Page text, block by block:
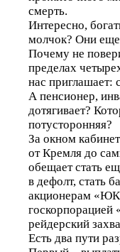
смерть.
Интересно,
молчок? Они еще
Почему не
пределах
нас приглашает:
А пенсионер,
дотягивает?
потусторонняя?
За окном
от Кремля до
обещает стать
в дефолт, стать
акционерам
рейдерский
Есть два пути